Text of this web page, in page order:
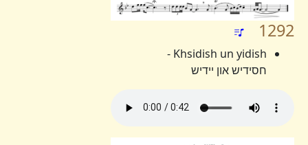
1292
Khsidish un yidish -
חסידיש און יידיש